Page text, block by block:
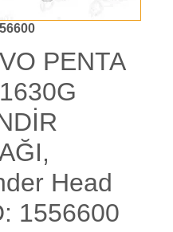
PENTA
Head
1556600